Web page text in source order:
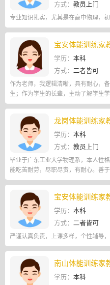
方式： 教员上门
专业知识扎实，尤其是在高中物理，
宝安体能训练家
学历： 本科
方式： 二者皆可
作为老师，我逻辑清晰，具有耐心，
生；作为学生的长辈，主动了解学生
龙岗体能训练家
学历： 本科
方式： 教员上门
毕业于广东工业大学物理系，本人性
能吃苦耐劳，尽职尽责，有耐心。善
宝安体能训练家
学历： 本科
方式： 二者皆可
严谨认真负责，上课多样，个性辅导
南山体能训练家
学历： 本科